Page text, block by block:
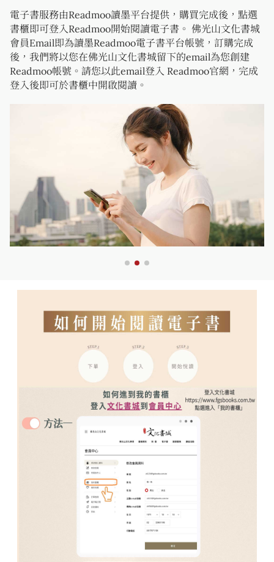
電子書服務由Readmoo讀墨平台提供，購買完成後，點選
書櫃即可登入Readmoo開始閱讀電子書。 佛光山文化書城
會員Email即為讀墨Readmoo電子書平台帳號，訂購完成
後，我們將以您在佛光山文化書城留下的email為您創建
Readmoo帳號。請您以此email登入 Readmoo官網，完成
登入後即可於書櫃中開啟閱讀。